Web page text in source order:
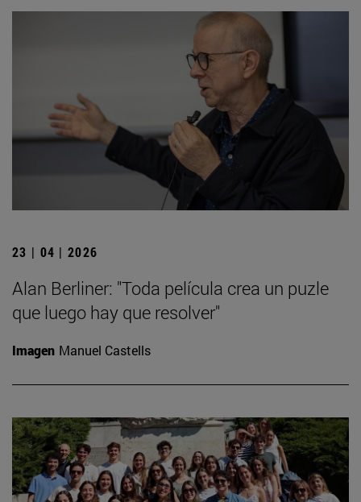
23 | 04 | 2026
Alan Berliner: "Toda película crea un puzle
que luego hay que resolver"
Imagen Manuel Castells